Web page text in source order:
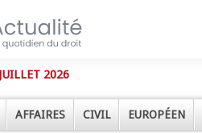
2026
AFFAIRES CIVIL EUROPÉEN